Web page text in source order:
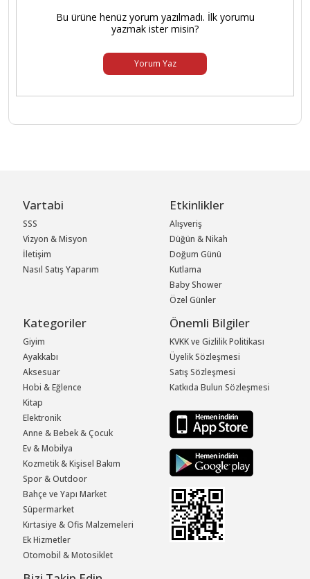
Bu ürüne henüz yorum yazılmadı. İlk yorumu
yazmak ister misin?
Yorum Yaz
Vartabi
SSS
Vizyon & Misyon
İletişim
Nasıl Satış Yaparım
Etkinlikler
Alışveriş
Düğün & Nikah
Doğum Günü
Kutlama
Baby Shower
Özel Günler
Kategoriler
Giyim
Ayakkabı
Aksesuar
Hobi & Eğlence
Kitap
Elektronik
Anne & Bebek & Çocuk
Ev & Mobilya
Kozmetik & Kişisel Bakım
Spor & Outdoor
Bahçe ve Yapı Market
Süpermarket
Kırtasiye & Ofis Malzemeleri
Ek Hizmetler
Otomobil & Motosiklet
Önemli Bilgiler
KVKK ve Gizlilik Politikası
Üyelik Sözleşmesi
Satış Sözleşmesi
Katkıda Bulun Sözleşmesi